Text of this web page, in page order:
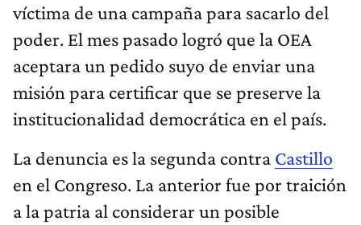
víctima de una campaña para sacarlo del
poder. El mes pasado logró que la OEA
aceptara un pedido suyo de enviar una
misión para certificar que se preserve la
institucionalidad democrática en el país.
La denuncia es la segunda contra Castillo
en el Congreso. La anterior fue por traición
a la patria al considerar un posible